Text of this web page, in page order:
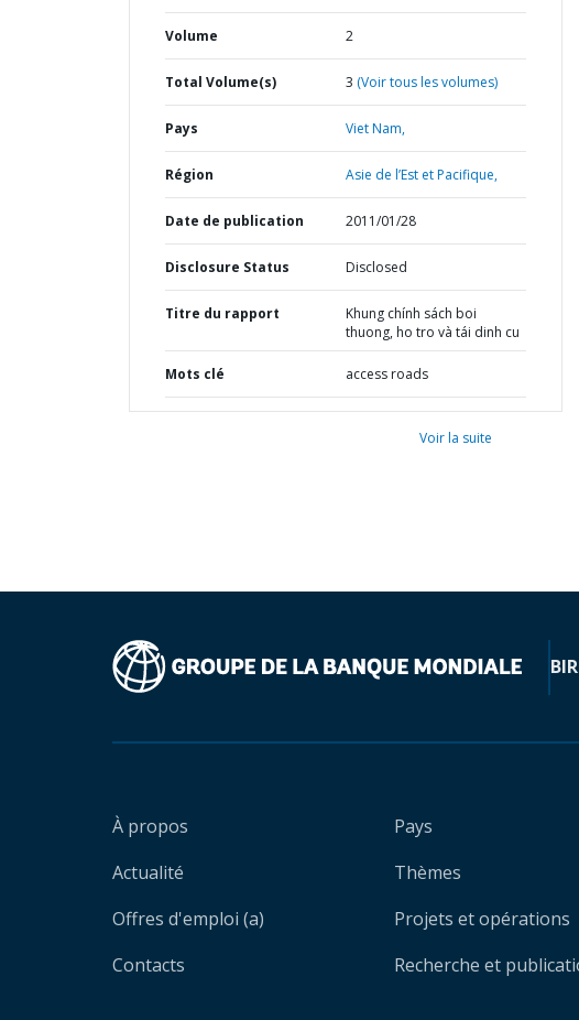
Volume 2
Total Volume(s) 3 (Voir tous les volumes)
Pays Viet Nam,
Région Asie de l’Est et Pacifique,
Date de publication 2011/01/28
Disclosure Status Disclosed
Titre du rapport
Khung chính sách boi
thuong, ho tro và tái dinh cu
Mots clé access roads
Voir la suite
À propos
Actualité
Offres d'emploi (a)
Contacts
Pays
Thèmes
Projets et opérations
Recherche et